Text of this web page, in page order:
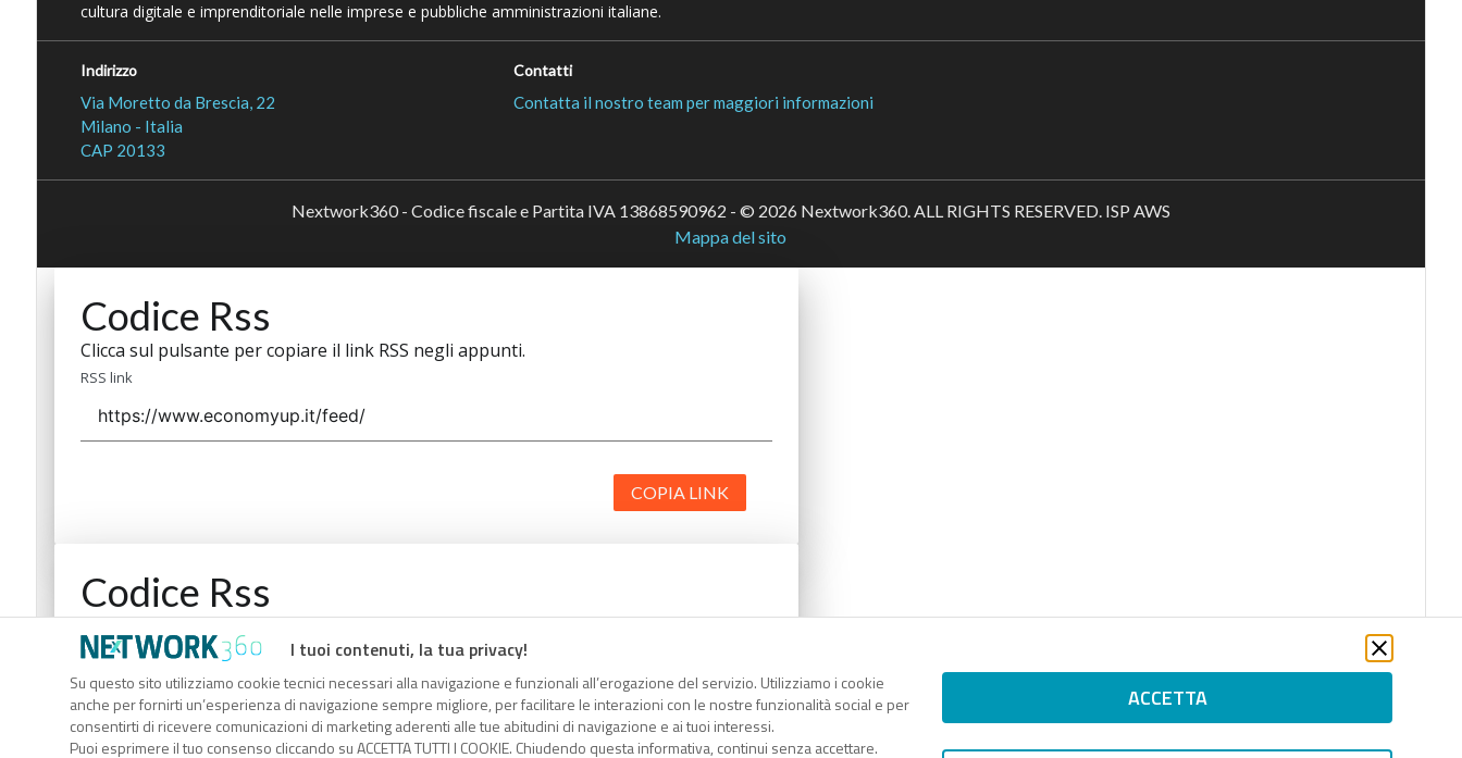
I tuoi contenuti, la tua privacy!
Su questo sito utilizziamo cookie tecnici necessari alla navigazione e funzionali all’erogazione del servizio. Utilizziamo i cookie
anche per fornirti un’esperienza di navigazione sempre migliore, per facilitare le interazioni con le nostre funzionalità social e per
consentirti di ricevere comunicazioni di marketing aderenti alle tue abitudini di navigazione e ai tuoi interessi.
Puoi esprimere il tuo consenso cliccando su ACCETTA TUTTI I COOKIE. Chiudendo questa informativa, continui senza accettare.
ACCETTA
cultura digitale e imprenditoriale nelle imprese e pubbliche amministrazioni italiane.
Indirizzo
Via Moretto da Brescia, 22
Milano - Italia
CAP 20133
Contatti
Contatta il nostro team per maggiori informazioni
Nextwork360 - Codice fiscale e Partita IVA 13868590962 - © 2026 Nextwork360. ALL RIGHTS RESERVED. ISP AWS
Mappa del sito
Codice Rss
Clicca sul pulsante per copiare il link RSS negli appunti.
RSS link
COPIA LINK
Codice Rss
RSS link